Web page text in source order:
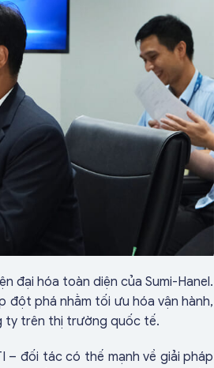
đại hóa toàn diện của Sumi-Hanel.
đột phá nhằm tối ưu hóa vận hành,
ty trên thị trường quốc tế.
– đối tác có thế mạnh về giải pháp